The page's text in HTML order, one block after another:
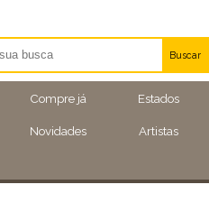
Compre já Estados
Novidades Artistas
Buscar
Artistas
Eventos